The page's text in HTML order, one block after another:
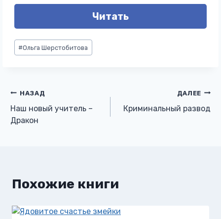
Читать
Метки
записи:
#Ольга Шерстобитова
Навигация
по
НАЗАД
Наш новый учитель –
Дракон
ДАЛЕЕ
Криминальный развод
Похожие книги